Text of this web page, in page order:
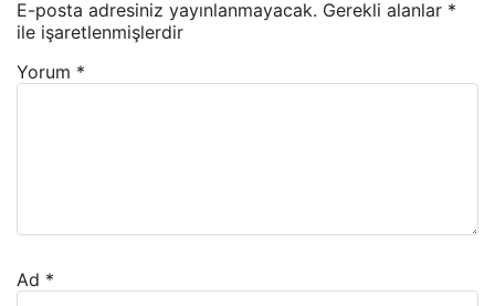
E-posta adresiniz yayınlanmayacak. Gerekli alanlar *
ile işaretlenmişlerdir
Yorum *
Ad *